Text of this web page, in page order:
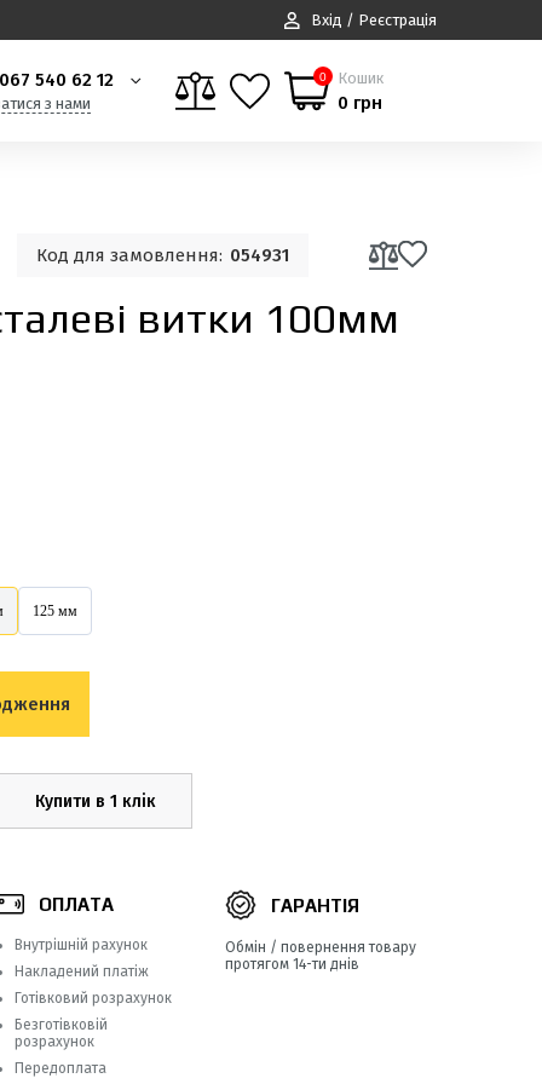
Вхід / Реєстрація
540 62 12
з нами
0 Кошик
0 грн
Код для замовлення: 054931
витки 100мм
125 мм
Купити в 1 клік
ОПЛАТА
Внутрішній рахунок
Накладений платіж
Готівковий розрахунок
Безготівковій
розрахунок
Передоплата
ГАРАНТІЯ
Обмін / повернення товару
протягом 14-ти днів